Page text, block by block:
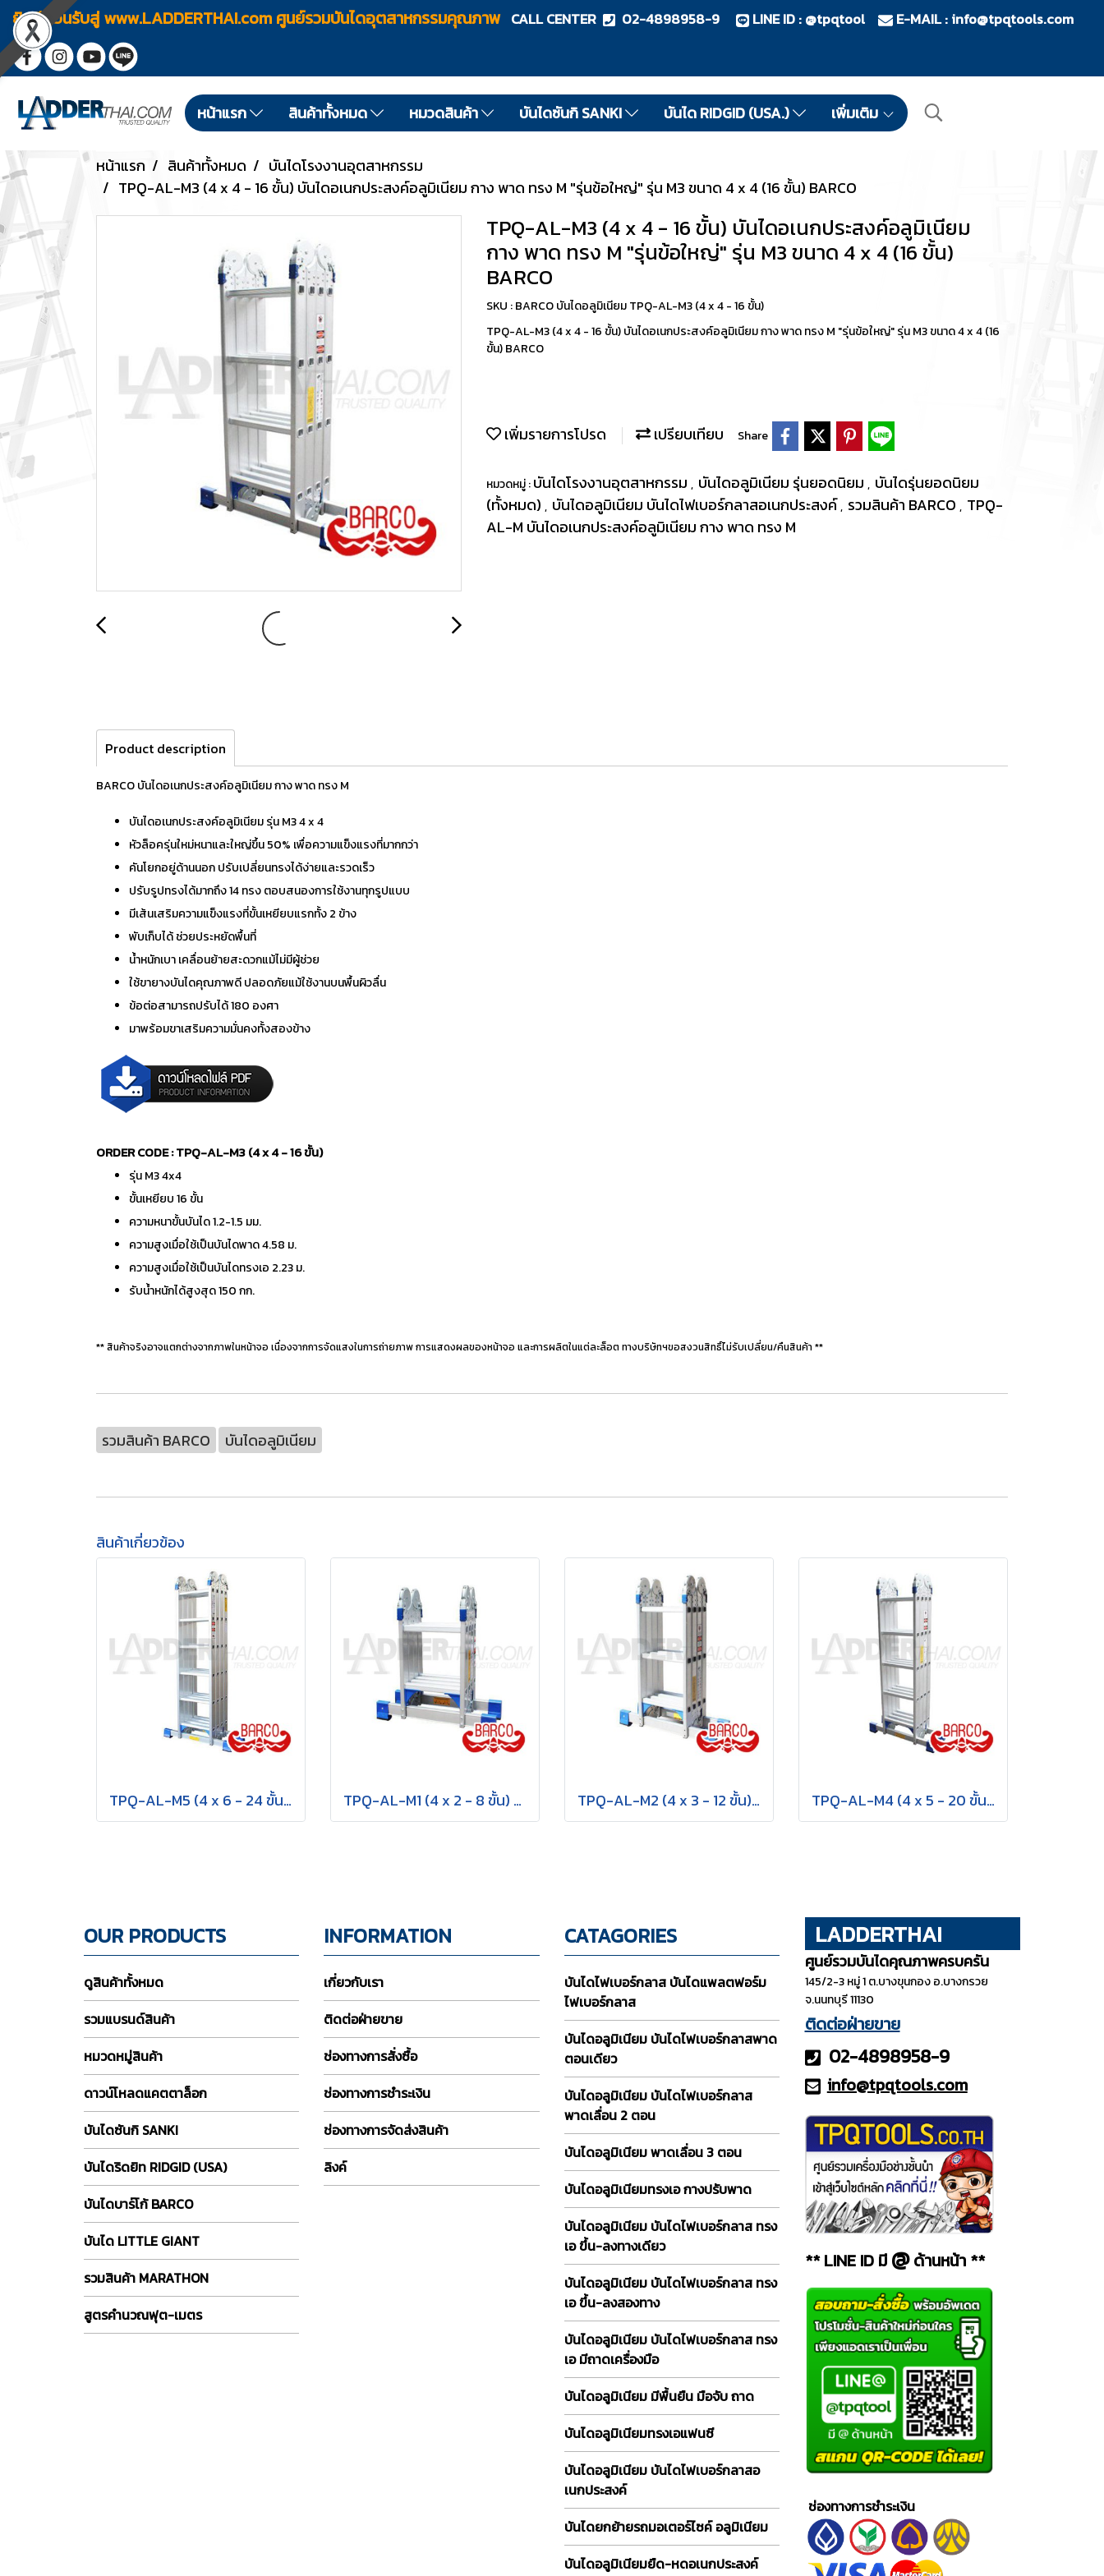
ยินดีต้อนรับสู่ www.LADDERTHAI.com ศูนย์รวมบันไดอุตสาหกรรมคุณภาพ CALL CENTER 02-4898958-9 LINE ID : @tpqtool E-MAIL : info@tpqtools.com
หน้าแรก สินค้าทั้งหมด หมวดสินค้า บันไดซันกิ SANKI บันได RIDGID (USA.) เพิ่มเติม
หน้าแรก สินค้าทั้งหมด
บันไดโรงงานอุตสาหกรรม
TPQ-AL-M3 (4 x 4 - 16 ขั้น) บันไดอเนกประสงค์อลูมิเนียม กาง พาด ทรง M "รุ่นข้อใหญ่" รุ่น M3 ขนาด 4 x 4 (16 ขั้น) BARCO
TPQ-AL-M3 (4 x 4 - 16 ขั้น) บันไดอเนกประสงค์อลูมิเนียม
กาง พาด ทรง M "รุ่นข้อใหญ่" รุ่น M3 ขนาด 4 x 4 (16 ขั้น)
BARCO
SKU : BARCO บันไดอลูมิเนียม TPQ-AL-M3 (4 x 4 - 16 ขั้น)
TPQ-AL-M3 (4 x 4 - 16 ขั้น) บันไดอเนกประสงค์อลูมิเนียม กาง พาด ทรง M "รุ่นข้อใหญ่" รุ่น M3 ขนาด 4 x 4 (16
ขั้น) BARCO
เพิ่มรายการโปรด เปรียบเทียบ Share
หมวดหมู่ :บันไดโรงงานอุตสาหกรรม , บันไดอลูมิเนียม รุ่นยอดนิยม , บันไดรุ่นยอดนิยม
(ทั้งหมด) , บันไดอลูมิเนียม บันไดไฟเบอร์กลาสอเนกประสงค์, รวมสินค้า BARCO , TPQ-
AL-M บันไดอเนกประสงค์อลูมิเนียม กาง พาด ทรง M
Product description
BARCO บันไดอเนกประสงค์อลูมิเนียม กาง พาด ทรง M
บันไดอเนกประสงค์อลูมิเนียม รุ่น M3 4 x 4
หัวล็อครุ่นใหม่หนาและใหญ่ขึ้น 50% เพื่อความแข็งแรงที่มากกว่า
คันโยกอยู่ด้านนอก ปรับเปลี่ยนทรงได้ง่ายและรวดเร็ว
ปรับรูปทรงได้มากถึง 14 ทรง ตอบสนองการใช้งานทุกรูปแบบ
มีเส้นเสริมความแข็งแรงที่ขั้นเหยียบแรกทั้ง 2 ข้าง
พับเก็บได้ ช่วยประหยัดพื้นที่
น้ำหนักเบา เคลื่อนย้ายสะดวกแม้ไม่มีผู้ช่วย
ใช้ขายางบันไดคุณภาพดี ปลอดภัยแม้ใช้งานบนพื้นผิวลื่น
ข้อต่อสามารถปรับได้ 180 องศา
มาพร้อมขาเสริมความมั่นคงทั้งสองข้าง
ORDER CODE : TPQ-AL-M3 (4 x 4 - 16 ขั้น)
รุ่น M3 4x4
ขั้นเหยียบ 16 ขั้น
ความหนาขั้นบันได 1.2-1.5 มม.
ความสูงเมื่อใช้เป็นบันไดพาด 4.58 ม.
ความสูงเมื่อใช้เป็นบันไดทรงเอ 2.23 ม.
รับน้ำหนักได้สูงสุด 150 กก.
** สินค้าจริงอาจแตกต่างจากภาพในหน้าจอ เนื่องจากการจัดแสงในการถ่ายภาพ การแสดงผลของหน้าจอ และการผลิตในแต่ละล็อต ทางบริษัทฯขอสงวนสิทธิ์ไม่รับเปลี่ยน/คืนสินค้า **
รวมสินค้า BARCO บันไดอลูมิเนียม
สินค้าเกี่ยวข้อง
TPQ-AL-M5 (4 x 6 - 24 ขั้น) บันไดอเนกประสงค์อลูมิเนียม กาง พาด ทรง M "รุ่นข้อใหญ่" รุ่น M5 ขนาด 4 x 6 (24 ขั้น) BARCO TPQ-AL-M1 (4 x 2 - 8 ขั้น) บันไดอเนกประสงค์อลูมิเนียม กาง พาด ทรง M "รุ่นข้อใหญ่" รุ่น M1 ขนาด 4 x 2 (8 ขั้น) BARCO TPQ-AL-M2 (4 x 3 - 12 ขั้น) บันไดอเนกประสงค์อลูมิเนียม กาง พาด ทรง M "รุ่นข้อใหญ่" รุ่น M2 ขนาด 4 x 3 (12 ขั้น) BARCO TPQ-AL-M4 (4 x 5 - 20 ขั้น) บันไดอเนกประสงค์อลูมิเนียม กาง พาด ทรง M "รุ่นข้อใหญ่" รุ่น M4 ขนาด 4 x 5 (20 ขั้น) BARCO
OUR PRODUCTS
ดูสินค้าทั้งหมด
รวมแบรนด์สินค้า
หมวดหมู่สินค้า
ดาวน์โหลดแคตตาล็อก
บันไดซันกิ SANKI
บันไดริดยิท RIDGID (USA)
บันไดบาร์โก้ BARCO
บันได LITTLE GIANT
รวมสินค้า MARATHON
สูตรคำนวณฟุต-เมตร
INFORMATION
เกี่ยวกับเรา
ติดต่อฝ่ายขาย
ช่องทางการสั่งซื้อ
ช่องทางการชำระเงิน
ช่องทางการจัดส่งสินค้า
ลิงค์
CATAGORIES
บันไดไฟเบอร์กลาส บันไดแพลตฟอร์ม
ไฟเบอร์กลาส
บันไดอลูมิเนียม บันไดไฟเบอร์กลาสพาด
ตอนเดียว
บันไดอลูมิเนียม บันไดไฟเบอร์กลาส
พาดเลื่อน 2 ตอน
บันไดอลูมิเนียม พาดเลื่อน 3 ตอน
บันไดอลูมิเนียมทรงเอ กางปรับพาด
บันไดอลูมิเนียม บันไดไฟเบอร์กลาส ทรง
เอ ขึ้น-ลงทางเดียว
บันไดอลูมิเนียม บันไดไฟเบอร์กลาส ทรง
เอ ขึ้น-ลงสองทาง
บันไดอลูมิเนียม บันไดไฟเบอร์กลาส ทรง
เอ มีถาดเครื่องมือ
บันไดอลูมิเนียม มีพื้นยืน มือจับ ถาด
บันไดอลูมิเนียมทรงเอแฟนซี
บันไดอลูมิเนียม บันไดไฟเบอร์กลาสอ
เนกประสงค์
บันไดยกย้ายรถมอเตอร์ไซค์ อลูมิเนียม
บันไดอลูมิเนียมยืด-หดอเนกประสงค์
LADDERTHAI
ศูนย์รวมบันไดคุณภาพครบครัน
145/2-3 หมู่ 1 ต.บางขุนกอง อ.บางกรวย
จ.นนทบุรี 11130
ติดต่อฝ่ายขาย
02-4898958-9
info@tpqtools.com
** LINE ID มี @ด้านหน้า **
ช่องทางการชำระเงิน